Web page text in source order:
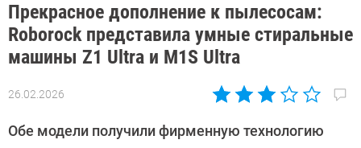
Прекрасное дополнение к пылесосам:
Roborock представила умные стиральные
машины Z1 Ultra и M1S Ultra
26.02.2026
Автор:
Довлатова
Обе модели получили фирменную технологию